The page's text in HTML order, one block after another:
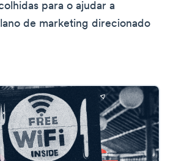
para o ajudar a
de marketing direcionado